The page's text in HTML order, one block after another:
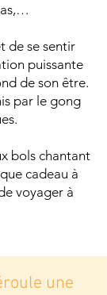
de se sentir
puissante
de son être.
par le gong
bols chantant
cadeau à
voyager à
une